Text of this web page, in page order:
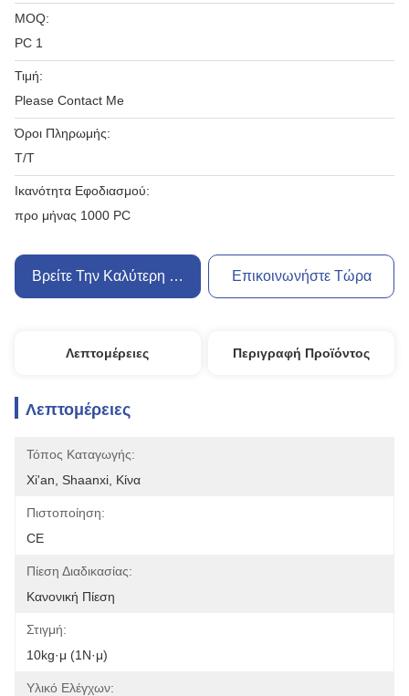
MOQ:
PC 1
Τιμή:
Please Contact Me
Όροι Πληρωμής:
T/T
Ικανότητα Εφοδιασμού:
προ μήνας 1000 PC
Βρείτε Την Καλύτερη Τιμή Επικοινωνήστε Τώρα
Λεπτομέρειες Περιγραφή Προϊόντος
Λεπτομέρειες
Τόπος Καταγωγής:
Xi'an, Shaanxi, Κίνα
Πιστοποίηση:
CE
Πίεση Διαδικασίας:
Κανονική Πίεση
Στιγμή:
10kg·μ (1N·μ)
Υλικό Ελέγχων: